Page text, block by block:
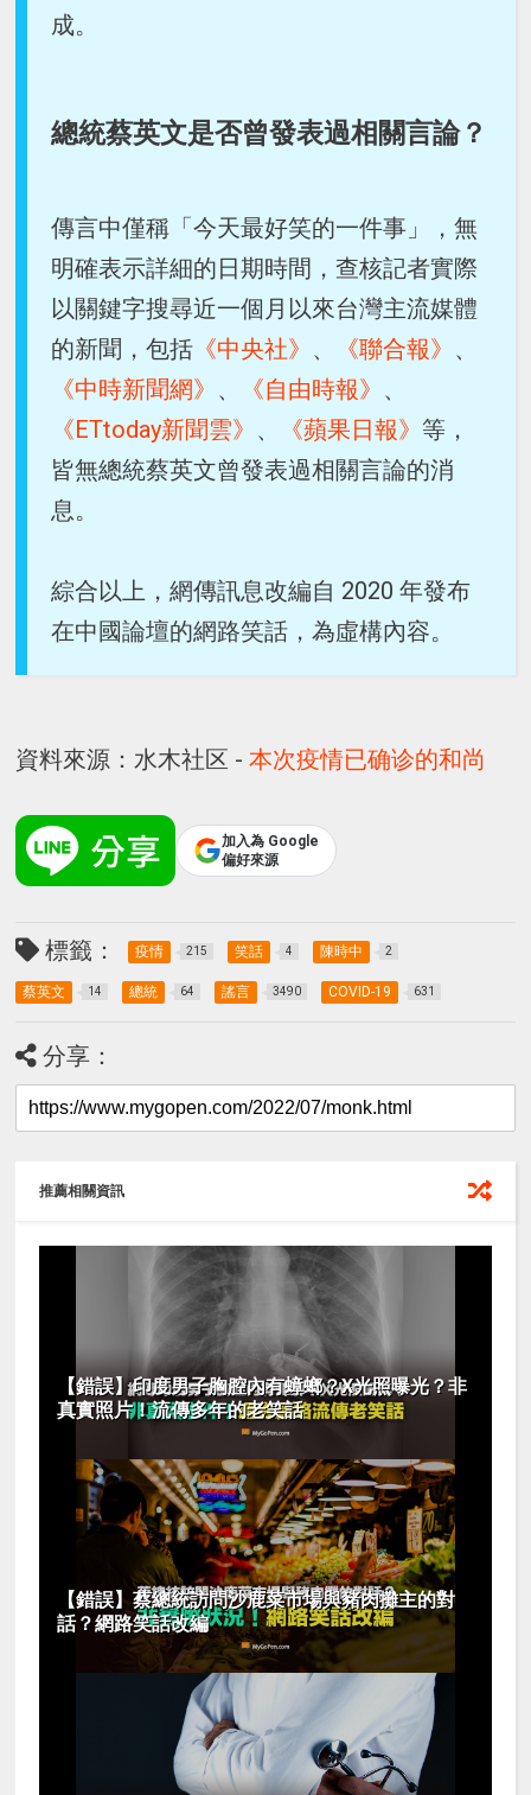
成。
總統蔡英文是否曾發表過相關言論？
傳言中僅稱「今天最好笑的一件事」，無
明確表示詳細的日期時間，查核記者實際
以關鍵字搜尋近一個月以來台灣主流媒體
的新聞，包括 《中央社》 、 《聯合報》 、
《中時新聞網》 、 《自由時報》 、
《ETtoday新聞雲》 、 《蘋果日報》等，
皆無總統蔡英文曾發表過相關言論的消
息。
綜合以上，網傳訊息改編自 2020 年發布
在中國論壇的網路笑話，為虛構內容。
資料來源：水木社区 -本次疫情已确诊的和尚
加入為 Google
偏好來源
標籤： 疫情 215 笑話 4 陳時中 2
蔡英文 14 總統 64 謠言 3490 COVID-19 631
分享：
推薦相關資訊
【錯誤】印度男子胸腔內有蟑螂？X光照曝光？非
真實照片！流傳多年的老笑話
【錯誤】蔡總統訪問沙鹿菜市場與豬肉攤主的對
話？網路笑話改編